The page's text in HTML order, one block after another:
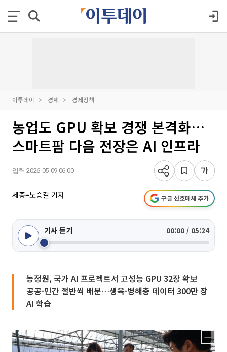
이투데이 경제 경제정책
농업도 GPU 확보 경쟁 본격화…
스마트팜 다음 전장은 AI 인프라
입력 2026-05-09 06:00
세종=노승길 기자 구글 선호매체 추가
기사 듣기 00:00 / 05:24
농정원, 국가 AI 프로젝트서 고성능 GPU 32장 확보
공공·민간 절반씩 배분…생육·병해충 데이터 300만 장
AI 학습